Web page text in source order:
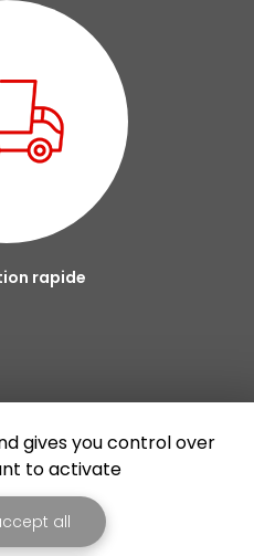
rapide
gives you control over
to activate
all